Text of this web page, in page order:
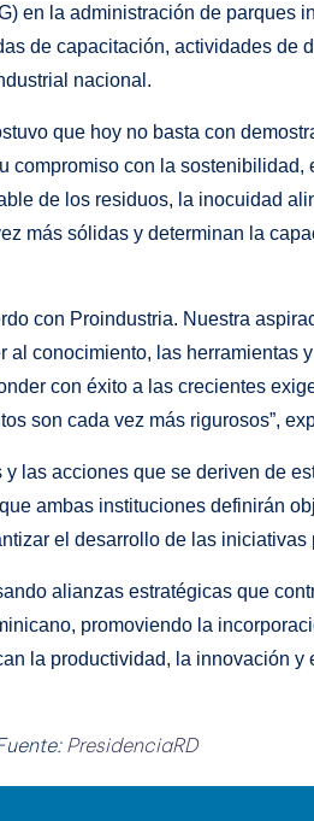
en la administración de parques
de capacitación, actividades de
nacional.
que hoy no basta con
compromiso con la sostenibilidad,
de los residuos, la inocuidad
más sólidas y determinan la
con Proindustria. Nuestra
al conocimiento, las herramientas
con éxito a las crecientes
son cada vez más rigurosos”,
las acciones que se deriven de
ambas instituciones definirán
el desarrollo de las iniciativas
alianzas estratégicas que
promoviendo la
la productividad, la innovación y
PresidenciaRD